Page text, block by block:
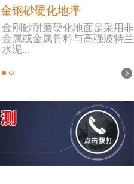
金钢砂硬化地坪
金刚砂耐磨硬化地面是采用非
金属或金属骨料与高强波特兰
水泥...